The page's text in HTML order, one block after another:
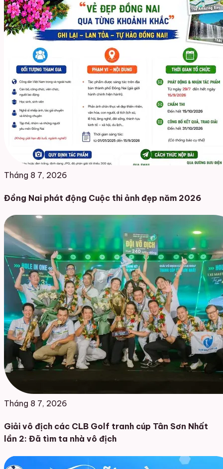
Tháng 8 7, 2026
Đồng Nai phát động Cuộc thi ảnh đẹp năm 2026
Tháng 8 7, 2026
Giải vô địch các CLB Golf tranh cúp Tân Sơn Nhất
lần 2: Đã tìm ta nhà vô địch